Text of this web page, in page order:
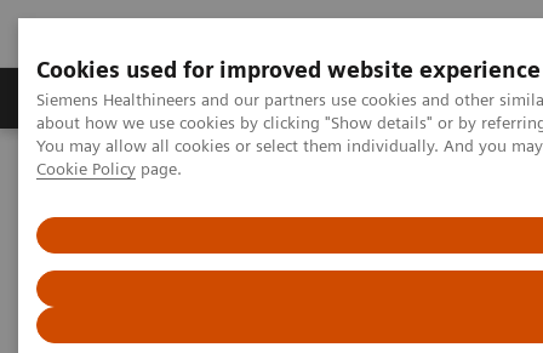
Cookies used for improved website experience
Siemens Healthineers and our partners use cookies and other
about how we use cookies by clicking "Show details" or by
You may allow all cookies or select them individually. And you
Cookie Policy page.
Zobrazovací technika Laboratorní diagnostika
Home
Services
Siemens Healthcare User Forum
– Email Notification